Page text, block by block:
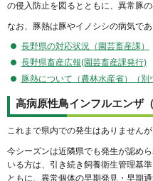
の侵入防止を図るとともに、異常豚
なお、豚熱は豚やイノシシの病気で
長野県の対応状況（園芸畜産課）
長野県畜産広報(園芸畜産課発行)
豚熱について（農林水産省）（別
高病原性鳥インフルエンザ（
これまで県内での発生はありません
今シーズンは近隣県でも発生が認め
いる方は、引き続き飼養衛生管理基
ともに、異常個体の早期発見・早期